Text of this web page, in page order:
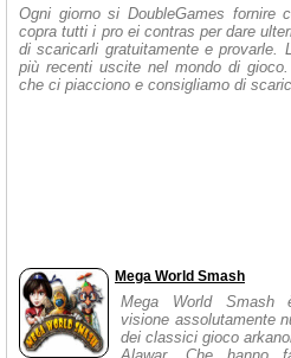
Ogni giorno si DoubleGames fornire
copra tutti i pro ei contras per dare
di scaricarli gratuitamente e provarle.
più recenti uscite nel mondo di
che ci piacciono e consigliamo di
Mega World Smash
Mega World Smash
visione assolutamente
dei classici gioco